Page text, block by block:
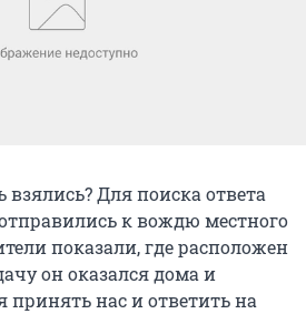
взялись? Для поиска ответа
к вождю местного
показали, где расположен
он оказался дома и
принять нас и ответить на